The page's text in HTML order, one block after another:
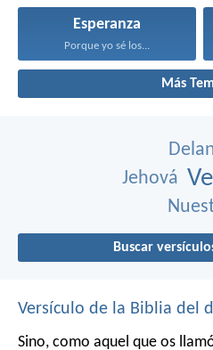
Esperanza
Porque yo sé los...
Más
Jehová
Buscar
Versículo de la Biblia del
Sino, como aquel que os